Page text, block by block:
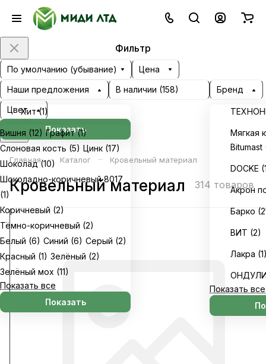
Фильтр
По умолчанию (убывание)
Цена
Наши предложения
Хит (1)
Показать
В наличии (158) Бренд
Мягкая
Bitumast
DOCKE (
Акрон
Барко (
ВИТ (2)
Лакра (1
Показать все
Цвет
Вишня (12) Графит (1)
Слоновая кость (5) Цинк (17)
Шоколад (10)
Шоколадно-коричневый 8017
(1)
Коричневый (2)
Тёмно-коричневый (2)
Белый (6) Синий (6) Серый (2)
Красный (1) Зелёный (2)
Зелёный мох (11)
Показать все
Показать
Главная – Каталог – Кровельный материал
Кровельный материал 314 товаров